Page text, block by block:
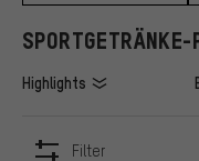
Highlights
Filter